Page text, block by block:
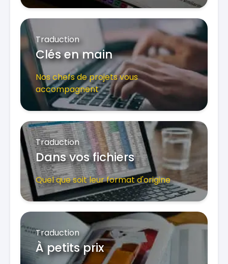
Traduction
Clés en main
Nos chefs de projets vous
accompagnent
Traduction
Dans vos fichiers
Quel que soit leur format d'origine
Traduction
À petits prix